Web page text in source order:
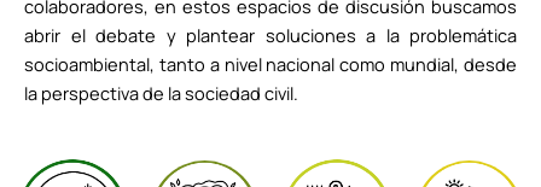
colaboradores, en estos espacios de discusión buscamos
abrir el debate y plantear soluciones a la problemática
socioambiental, tanto a nivel nacional como mundial, desde
la perspectiva de la sociedad civil.